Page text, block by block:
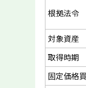
根拠法令
対象資産
取得時期
固定価格